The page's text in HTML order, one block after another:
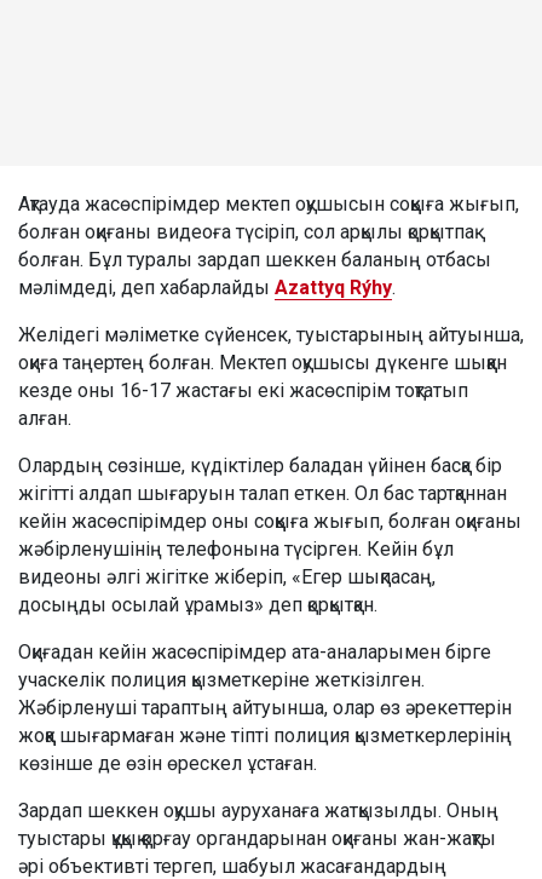
Ақтауда жасөспірімдер мектеп оқушысын соққыға жығып,
болған оқиғаны видеоға түсіріп, сол арқылы қорқытпақ
болған. Бұл туралы зардап шеккен баланың отбасы
мәлімдеді, деп хабарлайды Azattyq Rýhy.
Желідегі мәліметке сүйенсек, туыстарының айтуынша,
оқиға таңертең болған. Мектеп оқушысы дүкенге шыққан
кезде оны 16-17 жастағы екі жасөспірім тоқтатып
алған.
Олардың сөзінше, күдіктілер баладан үйінен басқа бір
жігітті алдап шығаруын талап еткен. Ол бас тартқаннан
кейін жасөспірімдер оны соққыға жығып, болған оқиғаны
жәбірленушінің телефонына түсірген. Кейін бұл
видеоны әлгі жігітке жіберіп, «Егер шықпасаң,
досыңды осылай ұрамыз» деп қорқытқан.
Оқиғадан кейін жасөспірімдер ата-аналарымен бірге
учаскелік полиция қызметкеріне жеткізілген.
Жәбірленуші тараптың айтуынша, олар өз әрекеттерін
жоққа шығармаған және тіпті полиция қызметкерлерінің
көзінше де өзін өрескел ұстаған.
Зардап шеккен оқушы ауруханаға жатқызылды. Оның
туыстары құқық қорғау органдарынан оқиғаны жан-жақты
әрі объективті тергеп, шабуыл жасағандардың